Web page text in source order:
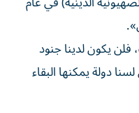
فلن يكون لدينا جنود
دولة يمكنها البقاء